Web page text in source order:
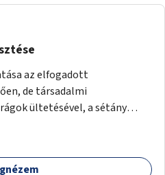
az elfogadott
de társadalmi
ültetésével, a sétány